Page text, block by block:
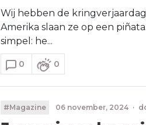
Wij hebben de
Amerika slaan ze op een
simpel: he...
0 0
#Magazine 06 november, 2024 ·